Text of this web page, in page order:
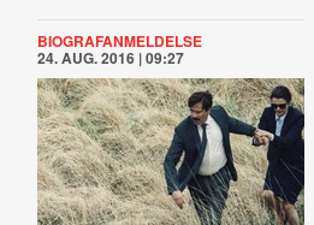
BIOGRAFANMELDELSE
24. AUG. 2016 | 09:27